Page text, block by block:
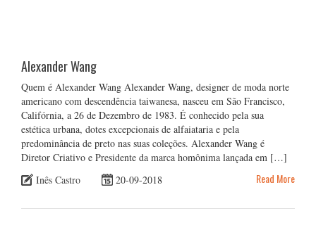
Alexander Wang
Quem é Alexander Wang Alexander Wang, designer de moda norte
americano com descendência taiwanesa, nasceu em São Francisco,
Califórnia, a 26 de Dezembro de 1983. É conhecido pela sua
estética urbana, dotes excepcionais de alfaiataria e pela
predominância de preto nas suas coleções. Alexander Wang é
Diretor Criativo e Presidente da marca homônima lançada em […]
Inês Castro
20-09-2018 Read More